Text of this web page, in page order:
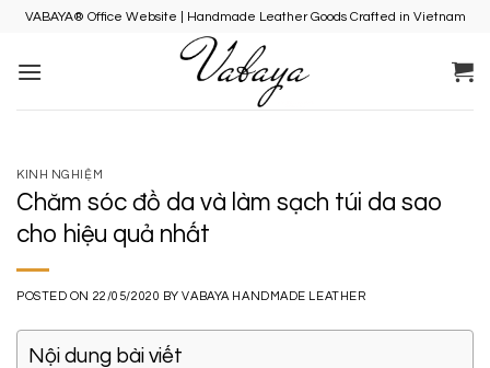
Skip
content
VABAYA® Office Website | Handmade Leather Goods Crafted in Vietnam
KINH NGHIỆM
Chăm sóc đồ da và làm sạch túi da sao
cho hiệu quả nhất
POSTED ON 22/05/2020 BYVABAYA HANDMADE LEATHER
Nội dung bài viết